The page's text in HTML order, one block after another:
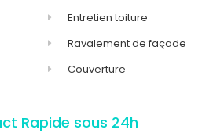
Entretien toiture
Ravalement de façade
Couverture
Rapide sous 24h